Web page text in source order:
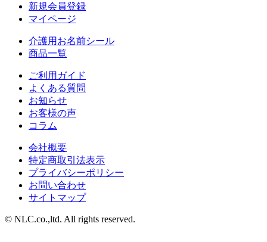
新規会員登録
マイページ
介護用お名前シール
商品一覧
ご利用ガイド
よくある質問
お知らせ
お客様の声
コラム
会社概要
特定商取引法表示
プライバシーポリシー
お問い合わせ
サイトマップ
© NLC.co.,ltd. All rights reserved.